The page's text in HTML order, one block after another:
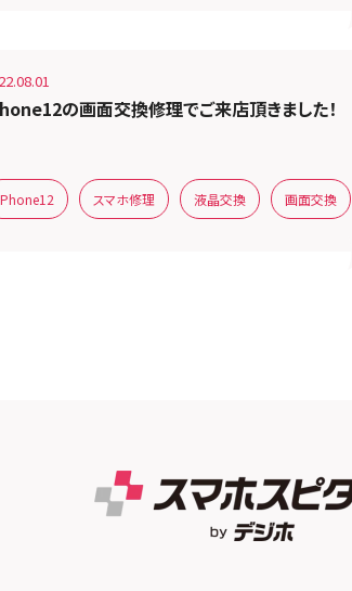
の画面交換修理でご来店頂きました！
スマホ修理 液晶交換 画面交換